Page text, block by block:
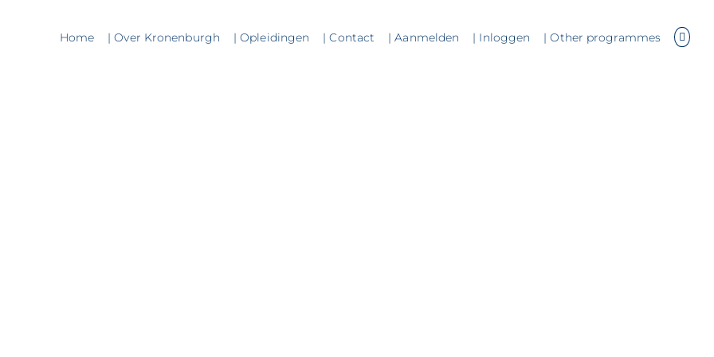
Home | Over Kronenburgh | Opleidingen | Contact | Aanmelden | Inloggen | Other programmes